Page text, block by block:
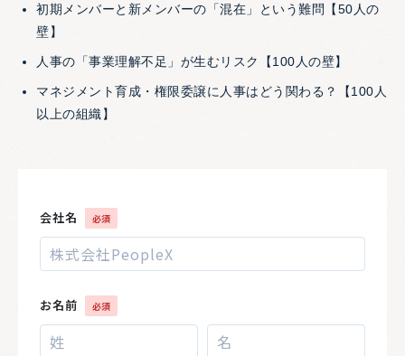
初期メンバーと新メンバーの「混在」という難問【50人の
壁】
人事の「事業理解不足」が生むリスク【100人の壁】
マネジメント育成・権限委譲に人事はどう関わる？【100人
以上の組織】